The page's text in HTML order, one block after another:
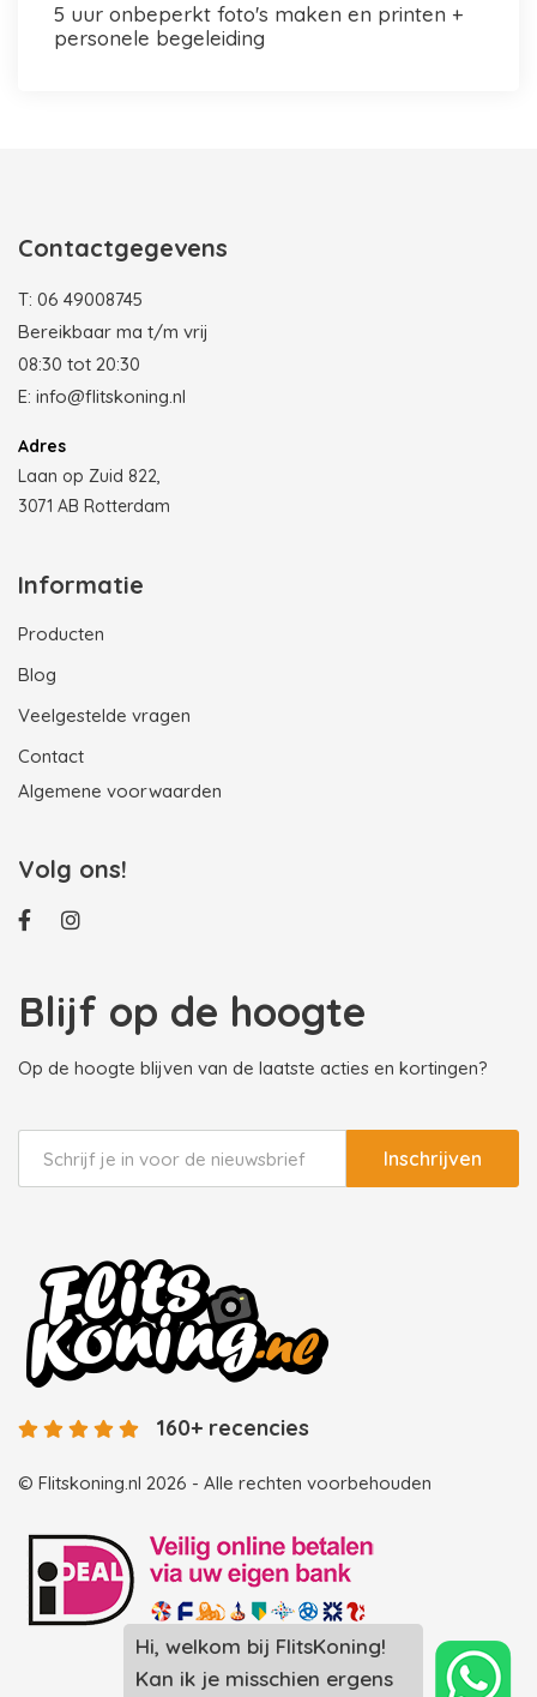
5 uur onbeperkt foto's maken en printen +
personele begeleiding
Contactgegevens
T: 06 49008745
Bereikbaar ma t/m vrij
08:30 tot 20:30
E: info@flitskoning.nl
Adres
Laan op Zuid 822,
3071 AB Rotterdam
Informatie
Producten
Blog
Veelgestelde vragen
Contact
Algemene voorwaarden
Volg ons!
Blijf op de hoogte
Op de hoogte blijven van de laatste acties en kortingen?
Inschrijven
© Flitskoning.nl 2026 - Alle rechten voorbehouden
160+ recencies
Landingspagina overzicht photobooths
Landingspagina overzicht videobooths